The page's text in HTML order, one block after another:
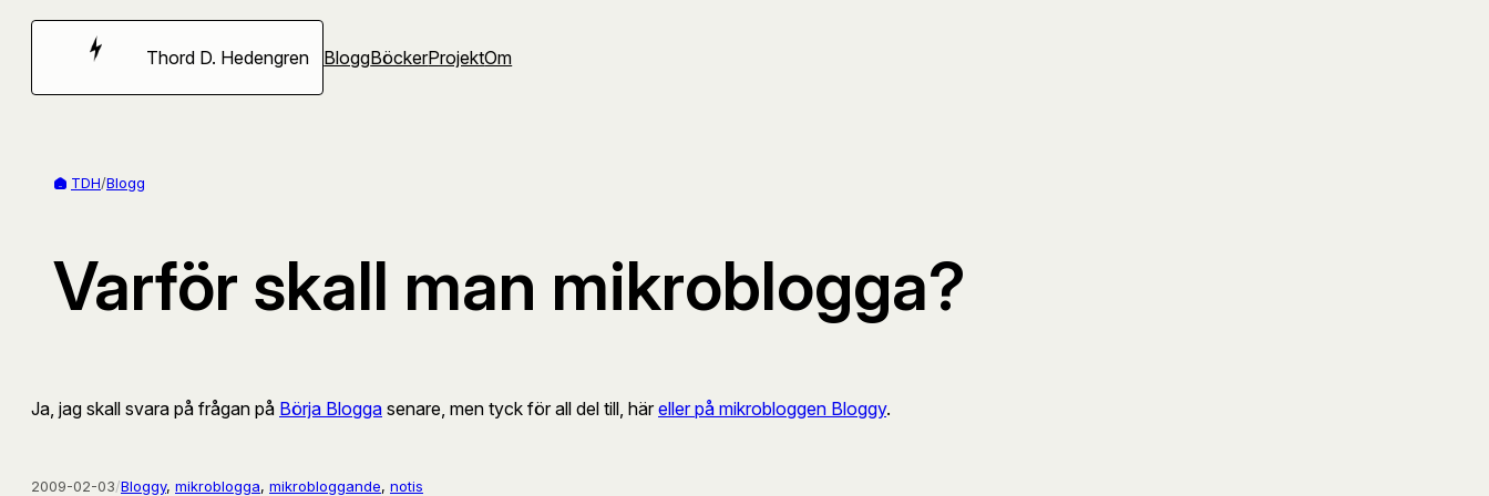
Hoppa
Thord D. Hedengren BloggBöckerProjektOm
TDH/Blogg
Varför skall man mikroblogga?
Ja, jag skall svara på frågan på Börja Blogga senare, men tyck för all del till, här eller på mikrobloggen Bloggy.
2009-02-03/Bloggy, mikroblogga, mikrobloggande, notis